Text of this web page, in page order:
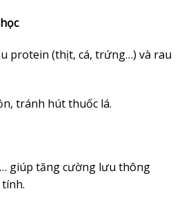
protein (thịt, cá, trứng…) và rau
tránh hút thuốc lá.
giúp tăng cường lưu thông